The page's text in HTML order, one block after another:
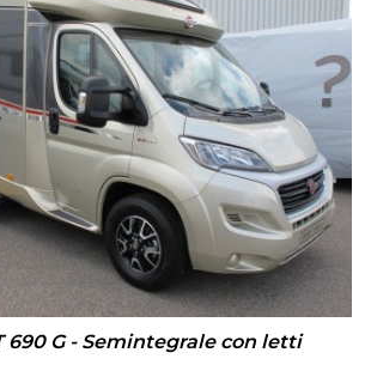
690 G - Semintegrale con letti